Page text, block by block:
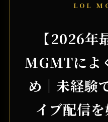
LOL
【2026年
MGMTによ
め｜未経験
イブ配信